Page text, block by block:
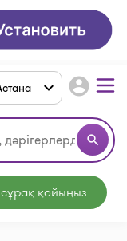
search
account_circle
сұрақ қойыңыз